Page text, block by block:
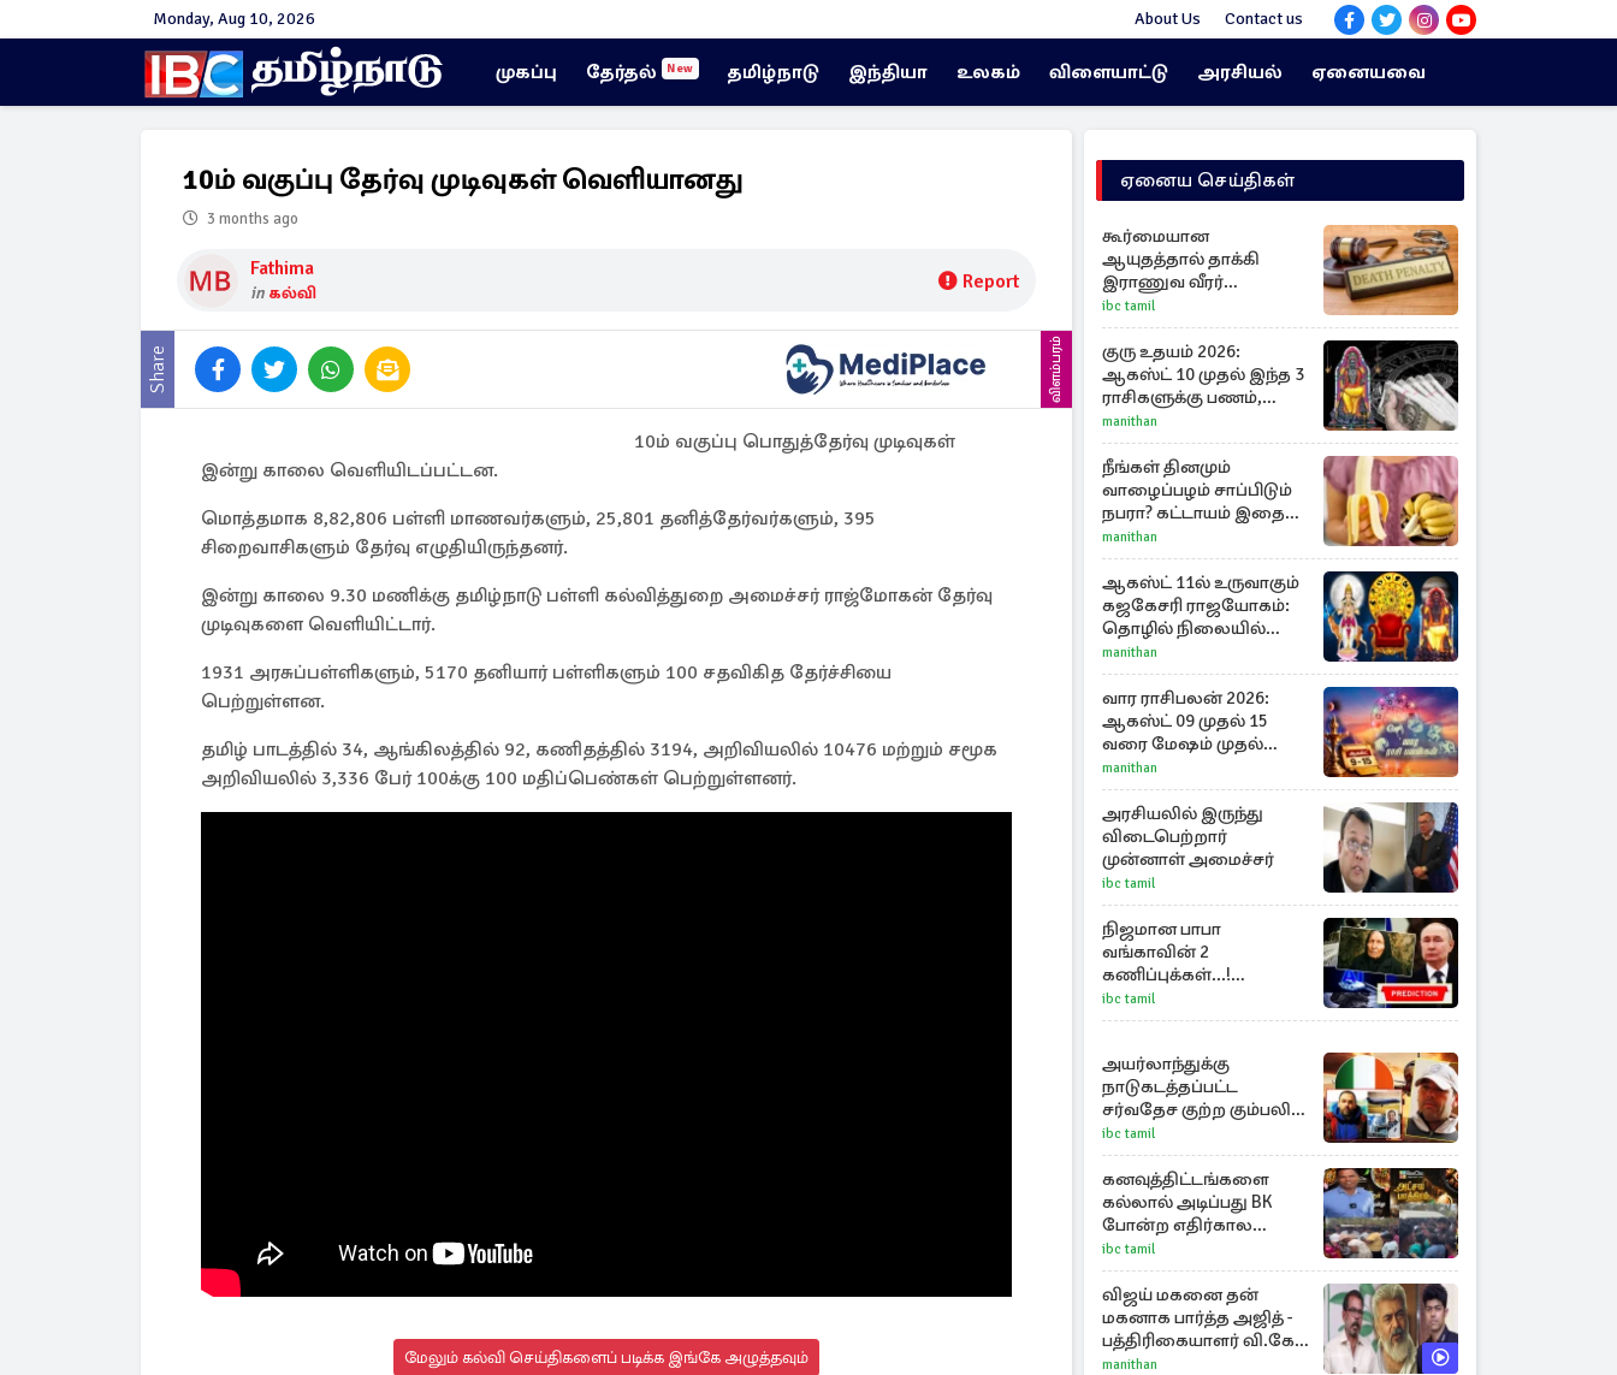
Monday, Aug 10, 2026 About Us Contact us
முகப்பு தேர்தல் New தமிழ்நாடு இந்தியா உலகம் விளையாட்டு அரசியல் ஏனையவை
10ம் வகுப்பு தேர்வு முடிவுகள் வெளியானது
3 months ago
Fathima
in கல்வி Report
Share விளம்பரம்
10ம் வகுப்பு பொதுத்தேர்வு முடிவுகள்
இன்று காலை வெளியிடப்பட்டன.
மொத்தமாக 8,82,806 பள்ளி மாணவர்களும், 25,801 தனித்தேர்வர்களும், 395
சிறைவாசிகளும் தேர்வு எழுதியிருந்தனர்.
இன்று காலை 9.30 மணிக்கு தமிழ்நாடு பள்ளி கல்வித்துறை அமைச்சர் ராஜ்மோகன் தேர்வு
முடிவுகளை வெளியிட்டார்.
1931 அரசுப்பள்ளிகளும், 5170 தனியார் பள்ளிகளும் 100 சதவிகித தேர்ச்சியை
பெற்றுள்ளன.
தமிழ் பாடத்தில் 34, ஆங்கிலத்தில் 92, கணிதத்தில் 3194, அறிவியலில் 10476 மற்றும் சமூக
அறிவியலில் 3,336 பேர் 100க்கு 100 மதிப்பெண்கள் பெற்றுள்ளனர்.
மேலும் கல்வி செய்திகளைப் படிக்க இங்கே அழுத்தவும்
ஏனைய செய்திகள்
கூர்மையான
ஆயுதத்தால் தாக்கி
இராணுவ வீரர்
படுகொலை :
உறவினருக்கு
விதிக்கப்பட்டது
மரணதண்டனை
ibc tamil
குரு உதயம் 2026:
ஆகஸ்ட் 10 முதல் இந்த 3
ராசிகளுக்கு பணம்,
பதவி, புகழ் தேடி வரும்!
manithan
நீங்கள் தினமும்
வாழைப்பழம் சாப்பிடும்
நபரா? கட்டாயம் இதை
தெரிந்து கொள்ளுங்கள்
manithan
ஆகஸ்ட் 11ல் உருவாகும்
கஜகேசரி ராஜயோகம்:
தொழில் நிலையில்
அதிர்ஷ்டம் பெறும் 3
ராசிகள்!
manithan
வார ராசிபலன் 2026:
ஆகஸ்ட் 09 முதல் 15
வரை மேஷம் முதல்
மீனம் வரை முழு
பலன்கள்
manithan
அரசியலில் இருந்து
விடைபெற்றார்
முன்னாள் அமைச்சர்
ibc tamil
நிஜமான பாபா
வங்காவின் 2
கணிப்புக்கள்...!
அடுத்தது புடினின் பதவி
விலகல்
ibc tamil
அயர்லாந்துக்கு
நாடுகடத்தப்பட்ட
சர்வதேச குற்ற கும்பலின்
தலைவர்!
ibc tamil
கனவுத்திட்டங்களை
கல்லால் அடிப்பது BK
போன்ற எதிர்கால
கனவாளர்களையும்
அடிக்கும்!
ibc tamil
விஜய் மகனை தன்
மகனாக பார்த்த அஜித் -
பத்திரிகையாளர் வி.கே.
சுந்தர் ஓபன் டாக்!
manithan